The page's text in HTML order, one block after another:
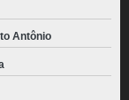
Antônio